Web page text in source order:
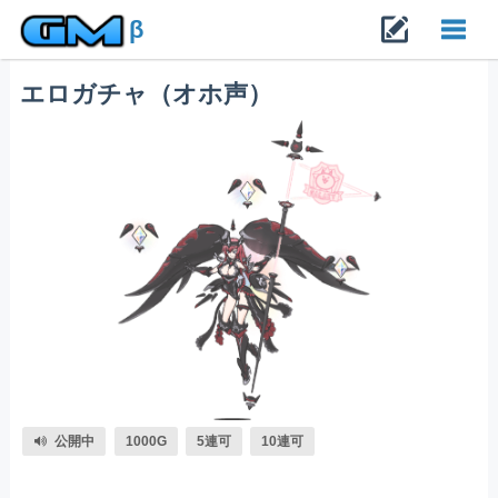
β
エロガチャ（オホ声）
公開中 1000G 5連可 10連可